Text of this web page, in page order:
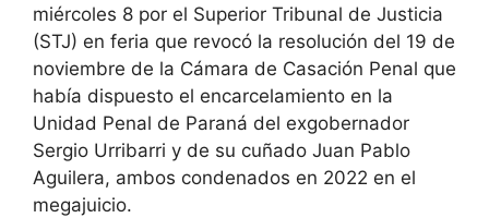
miércoles 8 por el Superior Tribunal de Justicia
(STJ) en feria que revocó la resolución del 19 de
noviembre de la Cámara de Casación Penal que
había dispuesto el encarcelamiento en la
Unidad Penal de Paraná del exgobernador
Sergio Urribarri y de su cuñado Juan Pablo
Aguilera, ambos condenados en 2022 en el
megajuicio.